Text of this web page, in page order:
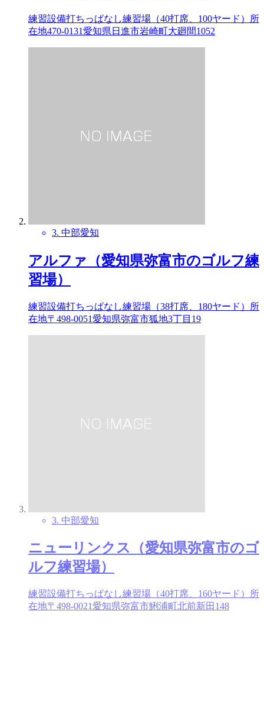
練習設備打ちっぱなし練習場（40打席、100ヤード）所
在地470-0131愛知県日進市岩崎町大廻間1052
3. 中部愛知
アルファ（愛知県弥富市のゴルフ練
習場）
練習設備打ちっぱなし練習場（38打席、180ヤード）所
在地〒498-0051愛知県弥富市狐地3丁目19
3. 中部愛知
ニューリンクス（愛知県弥富市のゴ
ルフ練習場）
練習設備打ちっぱなし練習場（40打席、160ヤード）所
在地〒498-0021愛知県弥富市鯏浦町北前新田148